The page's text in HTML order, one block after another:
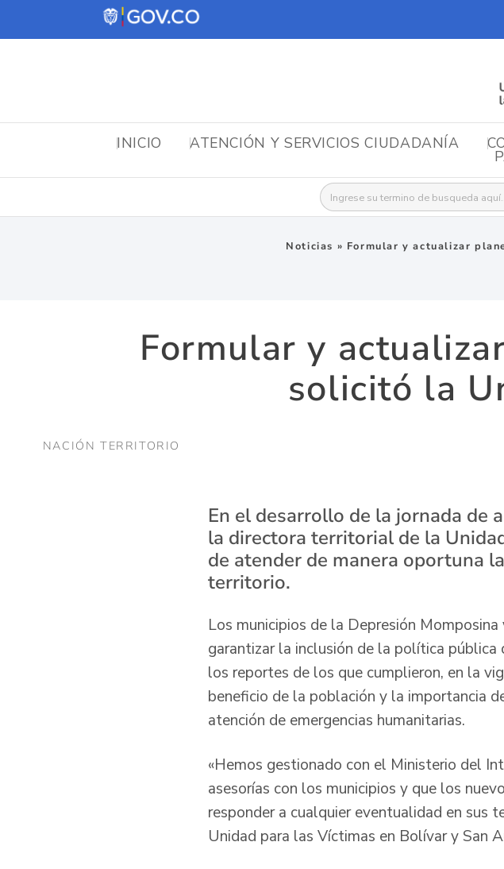
INICIO ATENCIÓN Y SERVICIOS CIUDADANÍA
Buscar:
Noticias » Formular y actualizar
Formular y
solicitó la
NACIÓN TERRITORIO
En el desarrollo de la jornada de
la directora territorial de la
de atender de manera oportuna
territorio.
Los municipios de la Depresión
garantizar la inclusión de la política
los reportes de los que cumplieron, en la
beneficio de la población y la importancia
atención de emergencias humanitarias.
«Hemos gestionado con el Ministerio del
asesorías con los municipios y que los
responder a cualquier eventualidad en sus
Unidad para las Víctimas en Bolívar y San